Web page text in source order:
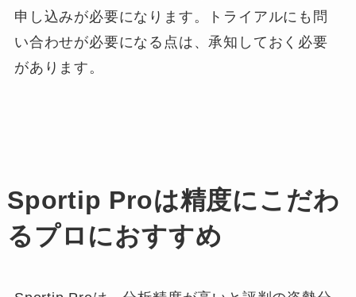
申し込みが必要になります。トライアルにも問
い合わせが必要になる点は、承知しておく必要
があります。
Sportip Proは精度にこだわ
るプロにおすすめ